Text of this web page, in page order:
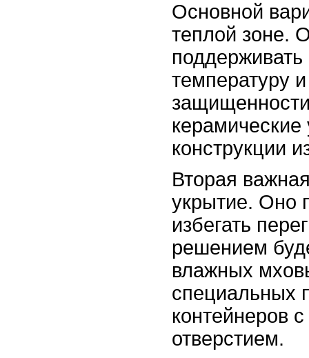
Основной
теплой зоне.
температуру
конструкции
Вторая
укрытие. Оно
избегать
решением
влажных
специальных
контейнеров
отверстием.